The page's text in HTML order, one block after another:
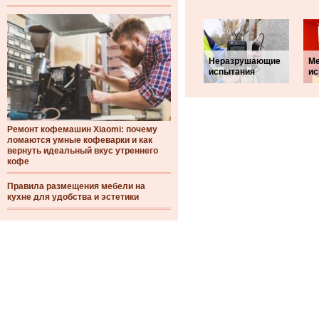
Ремонт кофемашин Xiaomi: почему
ломаются умные кофеварки и как
вернуть идеальный вкус утреннего
кофе
Правила размещения мебели на
кухне для удобства и эстетики
Неразрушающие
испытания